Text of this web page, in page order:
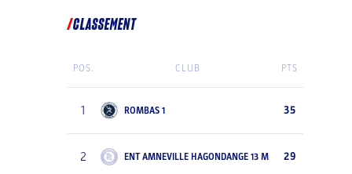
CLASSEMENT
POS. CLUB PTS
1 ROMBAS 1 35
2 ENT AMNEVILLE HAGONDANGE 13 M 29